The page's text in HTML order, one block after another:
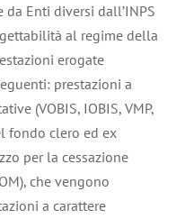
Enti diversi dall’INPS
al regime della
erogate
prestazioni a
(VOBIS, IOBIS, VMP,
fondo clero ed ex
per la cessazione
che vengono
a carattere